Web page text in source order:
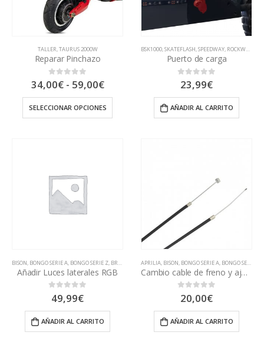
TALLER,TAURUS 2000W
Reparar Pinchazo
0out of 5
34,00€ - 59,00€Rango
precios:
desde
34,00€
SELECCIONAR OPCIONES
BSK1000,SKATEFLASH,SPEEDWAY, ROCKWAY Y CROSSOVER
Puerto de carga
0out of 5
23,99€
AÑADIR AL CARRITO
BISON, BONGO SERIE A, BONGO SERIE Z, BRIGMTON ,MASSCITY,OUTSIDER,SKATEFLASH,SPARROW
Añadir Luces laterales RGB
out of 5
49,99€
AÑADIR AL CARRITO
APRILIA, BISON, BONGO SERIE A, BONGO SERIE S
Cambio cable de freno y ajuste
0out of 5
20,00€
AÑADIR AL CARRITO